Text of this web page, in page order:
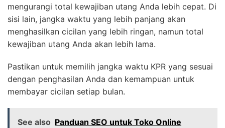
mengurangi total kewajiban utang Anda lebih cepat. Di
sisi lain, jangka waktu yang lebih panjang akan
menghasilkan cicilan yang lebih ringan, namun total
kewajiban utang Anda akan lebih lama.
Pastikan untuk memilih jangka waktu KPR yang sesuai
dengan penghasilan Anda dan kemampuan untuk
membayar cicilan setiap bulan.
See also Panduan SEO untuk Toko Online